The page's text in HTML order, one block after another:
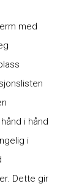
med
i hånd
i
Dette gir